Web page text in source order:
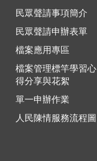
民眾聲請事項簡介
民眾聲請申辦表單
檔案應用專區
檔案管理標竿學習心
得分享與花絮
單一申辦作業
人民陳情服務流程圖